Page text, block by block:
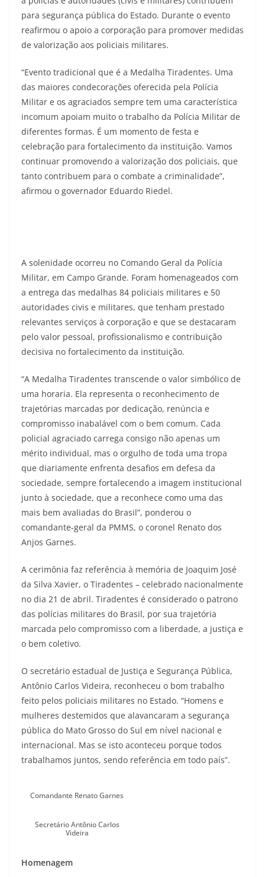
para segurança pública do Estado. Durante o evento
reafirmou o apoio a corporação para promover medidas
de valorização aos policiais militares.
“Evento tradicional que é a Medalha Tiradentes. Uma
das maiores condecorações oferecida pela Polícia
Militar e os agraciados sempre tem uma característica
incomum apoiam muito o trabalho da Polícia Militar de
diferentes formas. É um momento de festa e
celebração para fortalecimento da instituição. Vamos
continuar promovendo a valorização dos policiais, que
tanto contribuem para o combate a criminalidade”,
afirmou o governador Eduardo Riedel.
A solenidade ocorreu no Comando Geral da Polícia
Militar, em Campo Grande. Foram homenageados com
a entrega das medalhas 84 policiais militares e 50
autoridades civis e militares, que tenham prestado
relevantes serviços à corporação e que se destacaram
pelo valor pessoal, profissionalismo e contribuição
decisiva no fortalecimento da instituição.
“A Medalha Tiradentes transcende o valor simbólico de
uma horaria. Ela representa o reconhecimento de
trajetórias marcadas por dedicação, renúncia e
compromisso inabalável com o bem comum. Cada
policial agraciado carrega consigo não apenas um
mérito individual, mas o orgulho de toda uma tropa
que diariamente enfrenta desafios em defesa da
sociedade, sempre fortalecendo a imagem institucional
junto à sociedade, que a reconhece como uma das
mais bem avaliadas do Brasil”, ponderou o
comandante-geral da PMMS, o coronel Renato dos
Anjos Garnes.
A cerimônia faz referência à memória de Joaquim José
da Silva Xavier, o Tiradentes – celebrado nacionalmente
no dia 21 de abril. Tiradentes é considerado o patrono
das polícias militares do Brasil, por sua trajetória
marcada pelo compromisso com a liberdade, a justiça e
o bem coletivo.
O secretário estadual de Justiça e Segurança Pública,
Antônio Carlos Videira, reconheceu o bom trabalho
feito pelos policiais militares no Estado. “Homens e
mulheres destemidos que alavancaram a segurança
pública do Mato Grosso do Sul em nível nacional e
internacional. Mas se isto aconteceu porque todos
trabalhamos juntos, sendo referência em todo país”.
Comandante Renato Garnes
Secretário Antônio Carlos
Videira
Homenagem